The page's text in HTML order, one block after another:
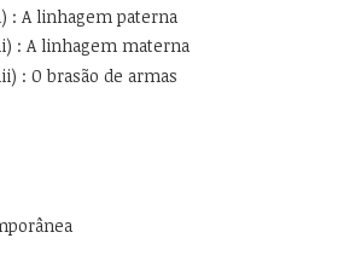
: A linhagem paterna
: A linhagem materna
: O brasão de armas